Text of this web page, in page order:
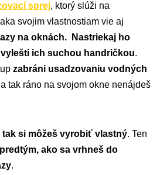
sprej, ktorý slúži na
svojim vlastnostiam vie aj
na oknách.
Nastriekaj ho
ich suchou handričkou.
zabráni usadzovaniu vodných
tak ráno na svojom okne nenájdeš
si môžeš vyrobiť vlastný. Ten
ako sa vrhneš do
.